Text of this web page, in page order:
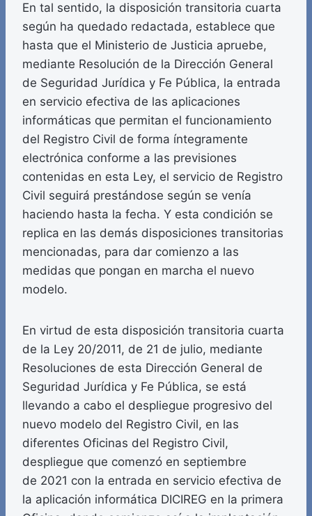
En tal sentido, la disposición transitoria cuarta
según ha quedado redactada, establece que
hasta que el Ministerio de Justicia apruebe,
mediante Resolución de la Dirección General
de Seguridad Jurídica y Fe Pública, la entrada
en servicio efectiva de las aplicaciones
informáticas que permitan el funcionamiento
del Registro Civil de forma íntegramente
electrónica conforme a las previsiones
contenidas en esta Ley, el servicio de Registro
Civil seguirá prestándose según se venía
haciendo hasta la fecha. Y esta condición se
replica en las demás disposiciones transitorias
mencionadas, para dar comienzo a las
medidas que pongan en marcha el nuevo
modelo.
En virtud de esta disposición transitoria cuarta
de la Ley 20/2011, de 21 de julio, mediante
Resoluciones de esta Dirección General de
Seguridad Jurídica y Fe Pública, se está
llevando a cabo el despliegue progresivo del
nuevo modelo del Registro Civil, en las
diferentes Oficinas del Registro Civil,
despliegue que comenzó en septiembre
de 2021 con la entrada en servicio efectiva de
la aplicación informática DICIREG en la primera